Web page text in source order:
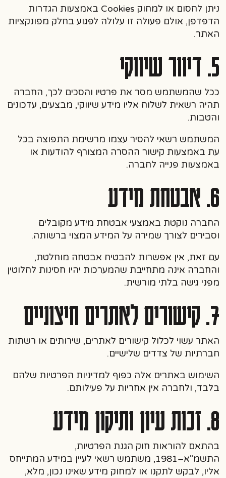
ניתן לחסום או למחוק Cookies באמצעות הגדרות
הדפדפן, אולם פעולה זו עלולה לפגוע בחלק מפונקציות
האתר.
5. דיוור שיווקי
ככל שהמשתמש מסר את פרטיו והסכים לכך, החברה
תהיה רשאית לשלוח אליו מידע שיווקי, מבצעים, עדכונים
והטבות.
המשתמש רשאי להסיר עצמו מרשימת התפוצה בכל
עת באמצעות קישור ההסרה המצורף להודעות או
באמצעות פנייה לחברה.
6. אבטחת מידע
החברה נוקטת באמצעי אבטחת מידע מקובלים
וסבירים לצורך שמירה על המידע המצוי ברשותה.
עם זאת, אין אפשרות להבטיח אבטחה מוחלטת,
והחברה אינה מתחייבת שהמערכות יהיו חסינות לחלוטין
מפני גישה בלתי מורשית.
7. קישורים לאתרים חיצוניים
האתר עשוי לכלול קישורים לאתרים, שירותים או רשתות
חברתיות של צדדים שלישיים.
השימוש באתרים אלה כפוף למדיניות הפרטיות שלהם
בלבד, ולחברה אין אחריות על פעילותם.
8. זכות עיון ותיקון מידע
בהתאם להוראות חוק הגנת הפרטיות,
התשמ"א–1981, משתמש רשאי לעיין במידע המתייחס
אליו, לבקש לתקנו או למחוק מידע שאינו נכון, מלא,